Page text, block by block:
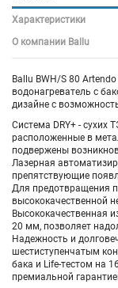
Характеристики
О компании Ballu
Ballu BWH/S 80
водонагреватель с
дизайне с
Система DRY+ - сухих
расположенные в
подвержены
Лазерная
препятствующие
Для предотвращения
высококачественной
Высококачественная
20 мм, позволяет
Надежность и
шестиступенчатым
бака и Life-тестом на
премиальной